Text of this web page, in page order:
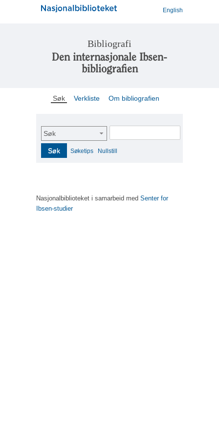
English
Bibliografi
Den internasjonale Ibsen-
bibliografien
Søk Verkliste Om bibliografien
Søk
Søk Søketips Nullstill
Nasjonalbiblioteket i samarbeid med Senter for
Ibsen-studier